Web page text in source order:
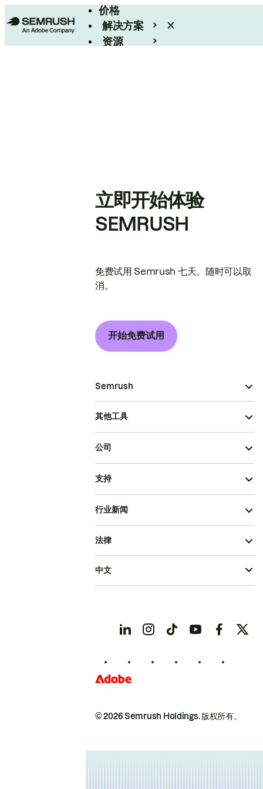
价格
解决方案
资源
立即开始体验
SEMRUSH
免费试用 Semrush 七天。随时可以取
消。
开始免费试用
Semrush
其他工具
公司
支持
行业新闻
© 2026 Semrush Holdings.版权所有。
法律
中文